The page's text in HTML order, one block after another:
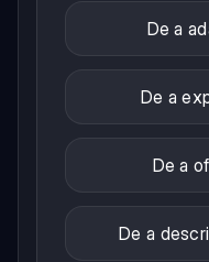
De a
De a
De a
De a